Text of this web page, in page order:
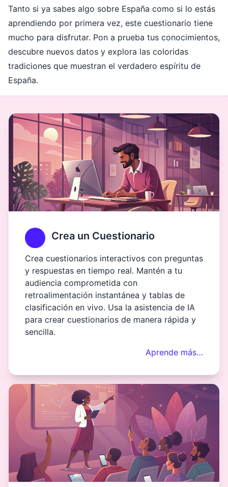
Tanto si ya sabes algo sobre España como si lo estás
aprendiendo por primera vez, este cuestionario tiene
mucho para disfrutar. Pon a prueba tus conocimientos,
descubre nuevos datos y explora las coloridas
tradiciones que muestran el verdadero espíritu de
España.
Crea un Cuestionario
Crea cuestionarios interactivos con preguntas
y respuestas en tiempo real. Mantén a tu
audiencia comprometida con
retroalimentación instantánea y tablas de
clasificación en vivo. Usa la asistencia de IA
para crear cuestionarios de manera rápida y
sencilla.
Aprende más…